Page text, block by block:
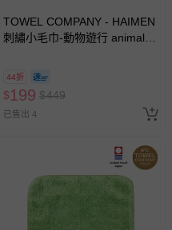
TOWEL COMPANY - HAIMEN
刺繡小毛巾-動物遊行 animal
44折
$199 $449
已售出 4